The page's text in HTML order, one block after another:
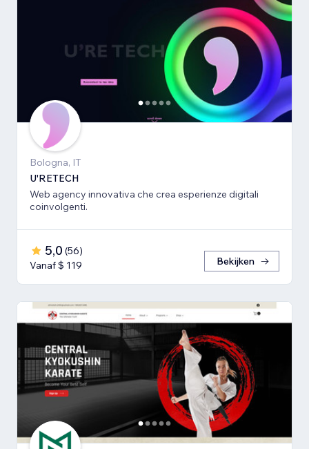
Bologna, IT
U'RETECH
Web agency innovativa che crea esperienze digitali
coinvolgenti.
5,0 (56)
Vanaf $ 119
Bekijken